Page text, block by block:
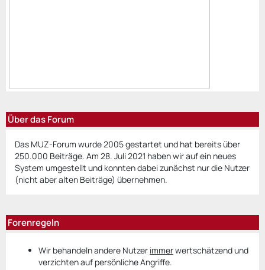
Über das Forum
Das MUZ-Forum wurde 2005 gestartet und hat bereits über
250.000 Beiträge. Am 28. Juli 2021 haben wir auf ein neues
System umgestellt und konnten dabei zunächst nur die Nutzer
(nicht aber alten Beiträge) übernehmen.
Forenregeln
Wir behandeln andere Nutzer immerwertschätzend und
verzichten auf persönliche Angriffe.